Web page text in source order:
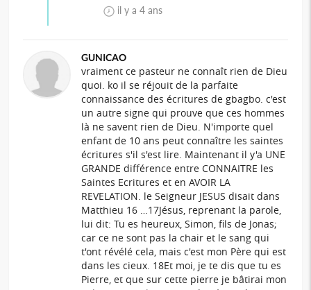
il y a 4 ans
GUNICAO
vraiment ce pasteur ne connaît rien de Dieu
quoi. ko il se réjouit de la parfaite
connaissance des écritures de gbagbo. c'est
un autre signe qui prouve que ces hommes
là ne savent rien de Dieu. N'importe quel
enfant de 10 ans peut connaître les saintes
écritures s'il s'est lire. Maintenant il y'a UNE
GRANDE différence entre CONNAITRE les
Saintes Ecritures et en AVOIR LA
REVELATION. le Seigneur JESUS disait dans
Matthieu 16 …17Jésus, reprenant la parole,
lui dit: Tu es heureux, Simon, fils de Jonas;
car ce ne sont pas la chair et le sang qui
t'ont révélé cela, mais c'est mon Père qui est
dans les cieux. 18Et moi, je te dis que tu es
Pierre, et que sur cette pierre je bâtirai mon